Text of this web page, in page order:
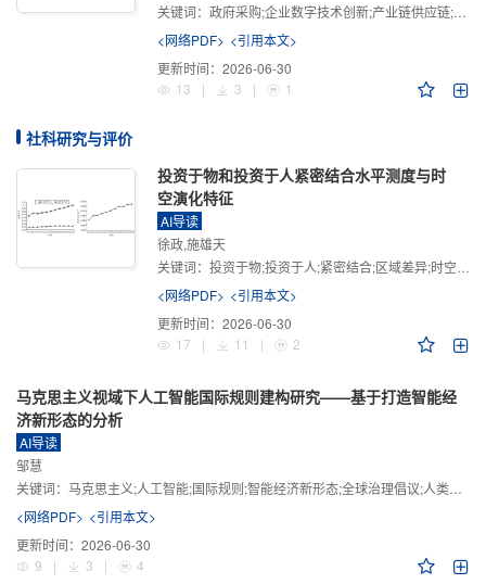
关键词： 政府采购;企业数字技术创新;产业链供应链;产业链供应链韧性;需求侧财政政策
<网络PDF> <引用本文>
更新时间： 2026-06-30
13
| 3 | 1
社科研究与评价
投资于物和投资于人紧密结合水平测度与时
空演化特征
AI导读
徐政,施雄天
关键词： 投资于物;投资于人;紧密结合;区域差异;时空演化
<网络PDF> <引用本文>
更新时间： 2026-06-30
17
| 11 | 2
马克思主义视域下人工智能国际规则建构研究——基于打造智能经
济新形态的分析
AI导读
邹慧
关键词： 马克思主义;人工智能;国际规则;智能经济新形态;全球治理倡议;人类命运共同体
<网络PDF> <引用本文>
更新时间： 2026-06-30
9
| 3 | 4